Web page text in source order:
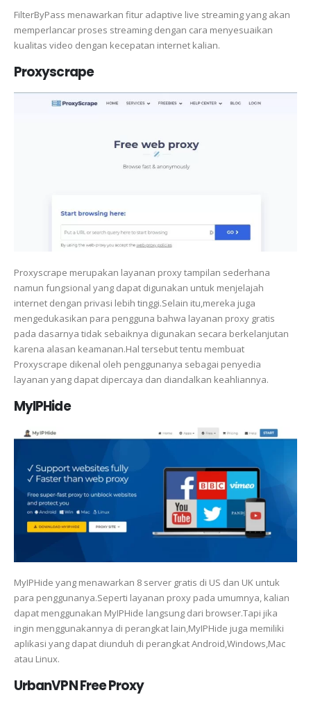
FilterByPass menawarkan fitur adaptive live streaming yang akan
memperlancar proses streaming dengan cara menyesuaikan
kualitas video dengan kecepatan internet kalian.
Proxyscrape
Proxyscrape merupakan layanan proxy tampilan sederhana
namun fungsional yang dapat digunakan untuk menjelajah
internet dengan privasi lebih tinggi.Selain itu,mereka juga
mengedukasikan para pengguna bahwa layanan proxy gratis
pada dasarnya tidak sebaiknya digunakan secara berkelanjutan
karena alasan keamanan.Hal tersebut tentu membuat
Proxyscrape dikenal oleh penggunanya sebagai penyedia
layanan yang dapat dipercaya dan diandalkan keahliannya.
MyIPHide
MyIPHide yang menawarkan 8 server gratis di US dan UK untuk
para penggunanya.Seperti layanan proxy pada umumnya, kalian
dapat menggunakan MyIPHide langsung dari browser.Tapi jika
ingin menggunakannya di perangkat lain,MyIPHide juga memiliki
aplikasi yang dapat diunduh di perangkat Android,Windows,Mac
atau Linux.
UrbanVPN Free Proxy